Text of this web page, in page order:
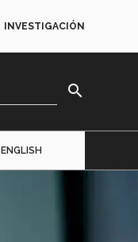
INVESTIGACIÓN
search
ENGLISH